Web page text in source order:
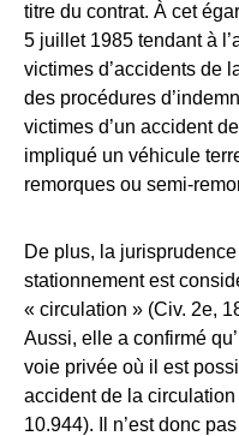
titre du contrat. À cet
5 juillet 1985 tendant à
victimes d’accidents de
des procédures
victimes d’un accident
impliqué un véhicule
remorques ou semi-
De plus, la
stationnement est
« circulation » (Civ. 2e,
Aussi, elle a confirmé
voie privée où il est
accident de la circulation
10.944). Il n’est donc